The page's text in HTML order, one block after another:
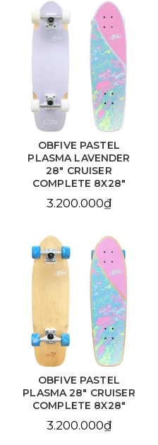
OBFIVE PASTEL
PLASMA LAVENDER
28" CRUISER
COMPLETE 8X28"
3.200.000₫
OBFIVE PASTEL
PLASMA 28" CRUISER
COMPLETE 8X28"
3.200.000₫